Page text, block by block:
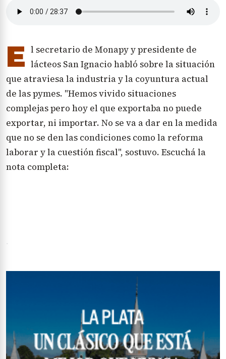
E l secretario de Monapy y presidente de
lácteos San Ignacio habló sobre la situación
que atraviesa la industria y la coyuntura actual
de las pymes. "Hemos vivido situaciones
complejas pero hoy el que exportaba no puede
exportar, ni importar. No se va a dar en la medida
que no se den las condiciones como la reforma
laborar y la cuestión fiscal", sostuvo. Escuchá la
nota completa:
.